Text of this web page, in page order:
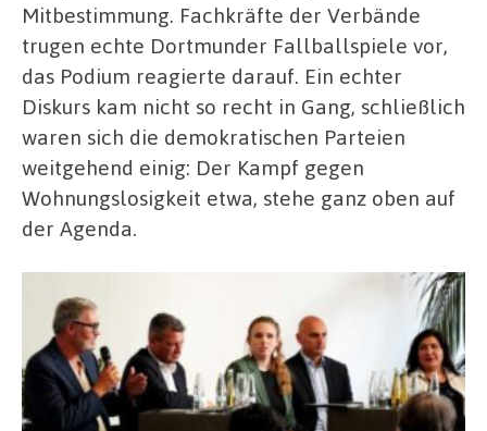
Mitbestimmung. Fachkräfte der Verbände
trugen echte Dortmunder Fallballspiele vor,
das Podium reagierte darauf. Ein echter
Diskurs kam nicht so recht in Gang, schließlich
waren sich die demokratischen Parteien
weitgehend einig: Der Kampf gegen
Wohnungslosigkeit etwa, stehe ganz oben auf
der Agenda.